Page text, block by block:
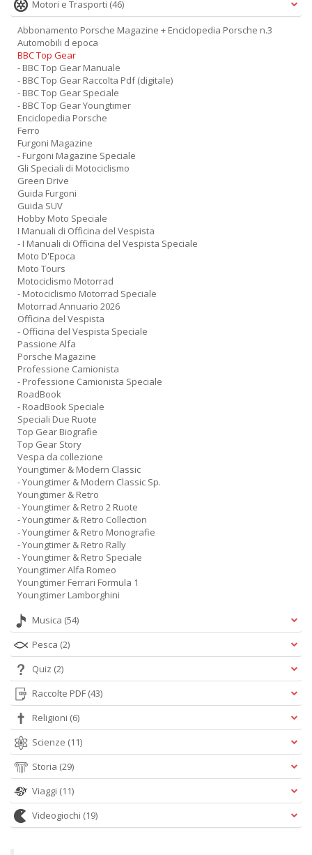
Motori e Trasporti (46)
Abbonamento Porsche Magazine + Enciclopedia Porsche n.3
Automobili d epoca
BBC Top Gear
- BBC Top Gear Manuale
- BBC Top Gear Raccolta Pdf (digitale)
- BBC Top Gear Speciale
- BBC Top Gear Youngtimer
Enciclopedia Porsche
Ferro
Furgoni Magazine
- Furgoni Magazine Speciale
Gli Speciali di Motociclismo
Green Drive
Guida Furgoni
Guida SUV
Hobby Moto Speciale
I Manuali di Officina del Vespista
- I Manuali di Officina del Vespista Speciale
Moto D'Epoca
Moto Tours
Motociclismo Motorrad
- Motociclismo Motorrad Speciale
Motorrad Annuario 2026
Officina del Vespista
- Officina del Vespista Speciale
Passione Alfa
Porsche Magazine
Professione Camionista
- Professione Camionista Speciale
RoadBook
- RoadBook Speciale
Speciali Due Ruote
Top Gear Biografie
Top Gear Story
Vespa da collezione
Youngtimer & Modern Classic
- Youngtimer & Modern Classic Sp.
Youngtimer & Retro
- Youngtimer & Retro 2 Ruote
- Youngtimer & Retro Collection
- Youngtimer & Retro Monografie
- Youngtimer & Retro Rally
- Youngtimer & Retro Speciale
Youngtimer Alfa Romeo
Youngtimer Ferrari Formula 1
Youngtimer Lamborghini
Musica (54)
Pesca (2)
Quiz (2)
Raccolte PDF (43)
Religioni (6)
Scienze (11)
Storia (29)
Viaggi (11)
Videogiochi (19)